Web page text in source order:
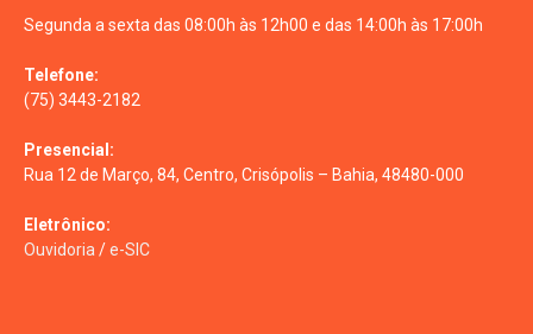
Segunda a sexta das 08:00h às 12h00 e das 14:00h às 17:00h
Telefone:
(75) 3443-2182
Presencial:
Rua 12 de Março, 84, Centro, Crisópolis – Bahia, 48480-000
Eletrônico:
Ouvidoria /e-SIC